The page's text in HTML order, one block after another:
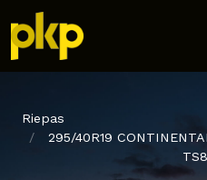
Riepas
295/40R19